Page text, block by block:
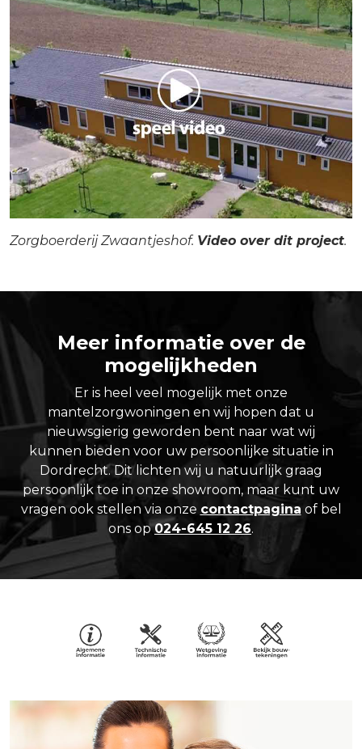
Zorgboerderij Zwaantjeshof. Video over dit project.
Meer informatie over de
mogelijkheden
Er is heel veel mogelijk met onze
mantelzorgwoningen en wij hopen dat u
nieuwsgierig geworden bent naar wat wij
kunnen bieden voor uw persoonlijke situatie in
Dordrecht. Dit lichten wij u natuurlijk graag
persoonlijk toe in onze showroom, maar kunt uw
vragen ook stellen via onze contactpagina of bel
ons op024-645 12 26.